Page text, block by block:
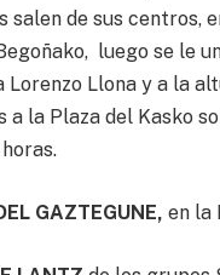
de sus centros,
luego se le
Llona y a la
la Plaza del Kasko
GAZTEGUNE, en la